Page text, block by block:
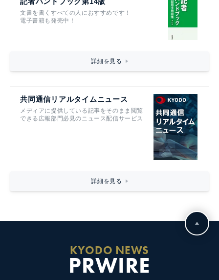
文書を書くすべての人におすすめです！
電子書籍も発売中！
詳細を見る
共同通信リアルタイムニュース
メディアに提供している記事をそのまま閲覧
できる広報部門必見のニュース配信サービス
詳細を見る
KYODO NEWS
PRWIRE